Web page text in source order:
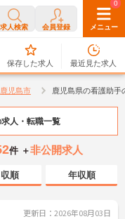
求人検索 会員登録 メニュー
0
保存した求人
0
最近見た求人
鹿児島市 鹿児島県の看護助手
人・転職一覧
件 ＋非公開求人
収順 年収順
更新日：2026年08月03日